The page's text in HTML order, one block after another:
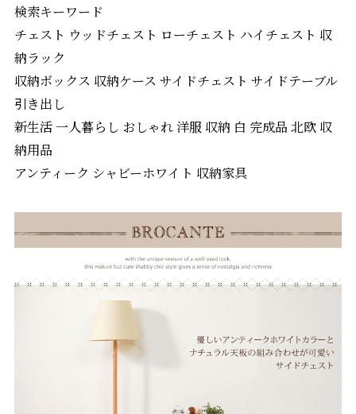
検索キーワード
チェスト ウッドチェスト ローチェスト ハイチェスト 収
納ラック
収納ボックス 収納ケース サイドチェスト サイドテーブル
引き出し
新生活 一人暮らし おしゃれ 洋服 収納 白 完成品 北欧 収
納用品
アンティーク シャビーホワイト 収納家具